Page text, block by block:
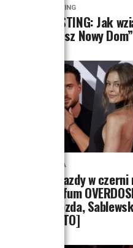
CASTING
CASTING: Jak
„Nasz Nowy
MODA
Gwiazdy w
perfum
Opozda,
[FOTO]